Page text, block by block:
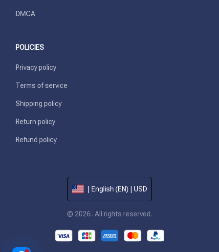
DMCA
POLICIES
Privacy policy
Terms of service
Shipping policy
Return policy
Refund policy
| English (EN) | USD
© 2026 . All rights reserved.